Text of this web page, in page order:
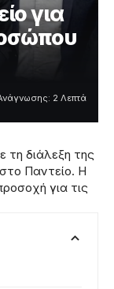
για
2 Λεπτά
διάλεξη της
στο Παντείο. Η
για τις